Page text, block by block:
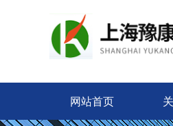
网站首页